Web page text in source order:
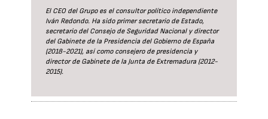
El CEO del Grupo es el consultor político independiente
Iván Redondo. Ha sido primer secretario de Estado,
secretario del Consejo de Seguridad Nacional y director
del Gabinete de la Presidencia del Gobierno de España
(2018-2021), así como consejero de presidencia y
director de Gabinete de la Junta de Extremadura (2012-
2015).